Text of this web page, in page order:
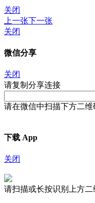
关闭
上一张下一张
关闭
微信分享
关闭
请复制分享连接
请在微信中扫描下方二维
下载 App
关闭
请扫描或长按识别上方